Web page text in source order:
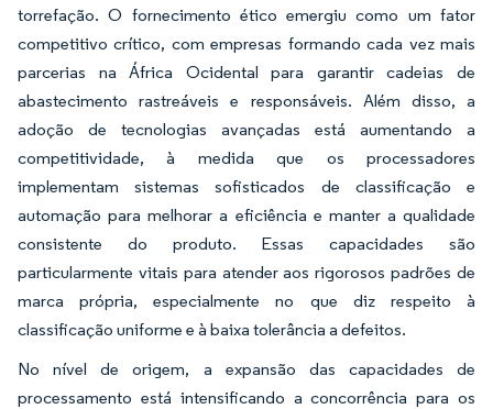
torrefação. O fornecimento ético emergiu como um fator
competitivo crítico, com empresas formando cada vez mais
parcerias na África Ocidental para garantir cadeias de
abastecimento rastreáveis e responsáveis. Além disso, a
adoção de tecnologias avançadas está aumentando a
competitividade, à medida que os processadores
implementam sistemas sofisticados de classificação e
automação para melhorar a eficiência e manter a qualidade
consistente do produto. Essas capacidades são
particularmente vitais para atender aos rigorosos padrões de
marca própria, especialmente no que diz respeito à
classificação uniforme e à baixa tolerância a defeitos.
No nível de origem, a expansão das capacidades de
processamento está intensificando a concorrência para os